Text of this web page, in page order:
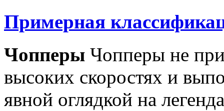
Примерная
Чопперы Чопперы не
высоких скоростях и
явной оглядкой на